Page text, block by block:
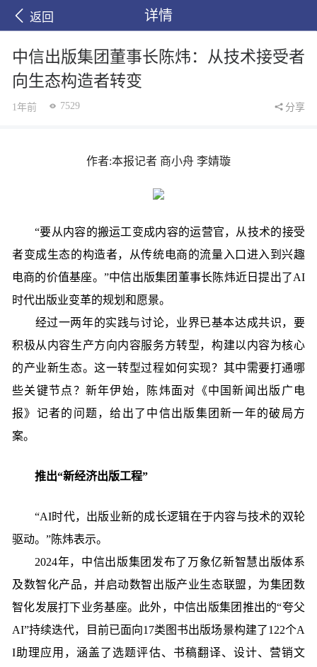
返回 详情
中信出版集团董事长陈炜：从技术接受者
向生态构造者转变
1年前 7529 分享
作者:本报记者 商小舟 李婧璇
“要从内容的搬运工变成内容的运营官，从技术的接受
者变成生态的构造者，从传统电商的流量入口进入到兴趣
电商的价值基座。”中信出版集团董事长陈炜近日提出了AI
时代出版业变革的规划和愿景。
经过一两年的实践与讨论，业界已基本达成共识，要
积极从内容生产方向内容服务方转型，构建以内容为核心
的产业新生态。这一转型过程如何实现？其中需要打通哪
些关键节点？新年伊始，陈炜面对《中国新闻出版广电
报》记者的问题，给出了中信出版集团新一年的破局方
案。
推出“新经济出版工程”
“AI时代，出版业新的成长逻辑在于内容与技术的双轮
驱动。”陈炜表示。
2024年，中信出版集团发布了万象亿新智慧出版体系
及数智化产品，并启动数智出版产业生态联盟，为集团数
智化发展打下业务基座。此外，中信出版集团推出的“夸父
AI”持续迭代，目前已面向17类图书出版场景构建了122个A
I助理应用，涵盖了选题评估、书稿翻译、设计、营销文